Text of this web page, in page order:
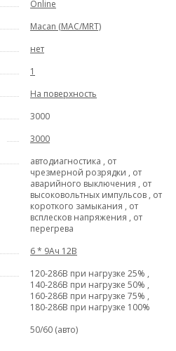
Online
Macan (MAC/MRT)
нет
1
На поверхность
3000
3000
автодиагностика , от
чрезмерной розрядки , от
аварийного выключения , от
высоковольтных импульсов , от
короткого замыкания , от
всплесков напряжения , от
перегрева
6 * 9Ач 12В
120-286В при нагрузке 25% ,
140-286В при нагрузке 50% ,
160-286В при нагрузке 75% ,
180-286В при нагрузке 100%
50/60 (авто)